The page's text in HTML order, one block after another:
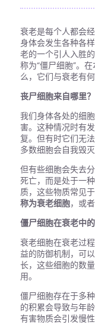
衰老是每个人都会
身体会发生各种各
老的一个引人入胜
称为“僵尸细胞”。
么，它们与衰老有
丧尸细胞来自哪里？
我们身体各处的细
害。这种情况时有
复。但有时它们无
多数细胞会自我毁
但有些细胞会失去
死亡，而是处于一
质，这些物质常见
称为衰老细胞，或
僵尸细胞在衰老中
衰老细胞在衰老过
益的防御机制，可
长，这些细胞的数
用。
僵尸细胞存在于多
的积累会导致与年
有害物质会引发慢